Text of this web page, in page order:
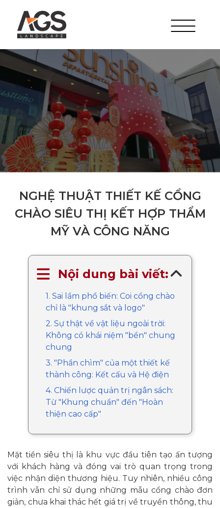
NGHỆ THUẬT THIẾT KẾ CỔNG
CHÀO SIÊU THỊ KẾT HỢP THẨM
MỸ VÀ CÔNG NĂNG
Nội dung bài viết:
1. Sai lầm phổ biến: Coi cổng chào
chỉ là "khung sắt và logo"
2. Sự thật về vật liệu ngoài trời:
Không có khái niệm "bền" chung
chung
3. "Phần chìm" của một thiết kế
thành công: Kết cấu và Hệ điện
4. Chiến lược quản trị ngân sách:
Từ "Khung chuẩn" đến "Hoàn
thiện cao cấp"
Mặt tiền siêu thị là khu vực đầu tiên tạo ấn tượng
với khách hàng và đóng vai trò quan trọng trong
việc nhận diện thương hiệu. Tuy nhiên, nhiều công
trình vẫn chỉ sử dụng những mẫu cổng chào đơn
giản, chưa khai thác hết giá trị về truyền thông, thu